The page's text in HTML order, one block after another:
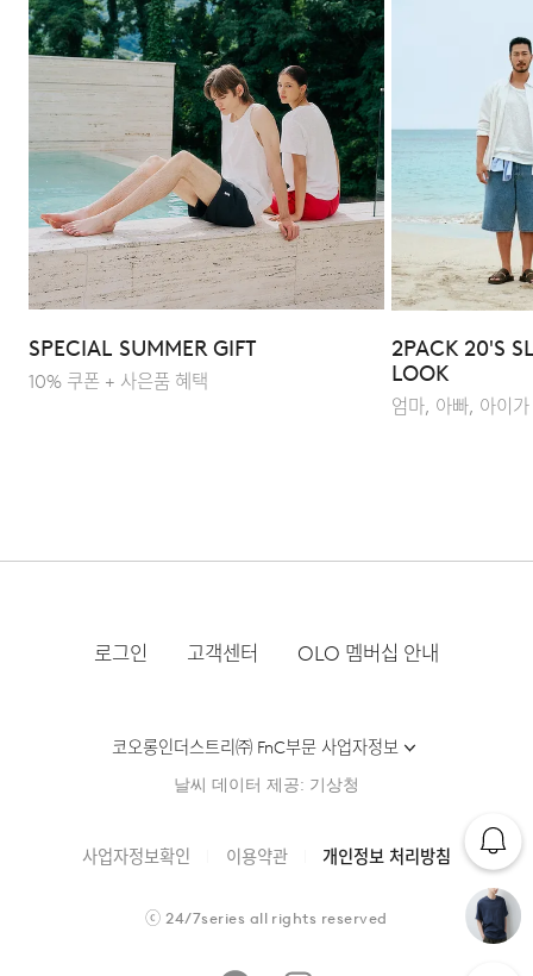
FAQ
Q : 워싱 공정을 거친 원단의 장점은 무엇인가요?
A : 원단 표면의 불순물을 제거하여 보풀을 방지하고 더욱
부드러운 촉감을 제공합니다. 또한 수축률을 사전에
컨트롤하여 세탁 후 변형이 적으며, 자연스럽고 빈티지한
발색이 유지되는 장점이 있습니다.
Q : 어떻게 스타일링하면 좋을까요?
A : 빈티지한 발색이 돋보이는 제품으로 데님 팬츠와
매치했을 때 가장 자연스럽고 조화로운 스타일이
완성됩니다. 여유 있는 실루엣 덕분에 단품으로 착용해도
SPECIAL SUMMER GIFT
10% 쿠폰 + 사은품 혜택
2PACK 20'S
LOOK
엄마, 아빠, 아이
로그인 고객센터 OLO 멤버십 안내
코오롱인더스트리㈜ FnC부문 사업자정보
날씨 데이터 제공: 기상청
사업자정보확인 이용약관 개인정보 처리방침
ⓒ24/7series all rights reserved